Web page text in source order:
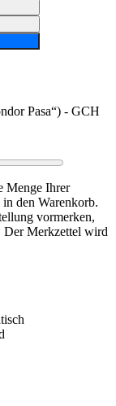
Pasa“) - GCH
Menge Ihrer
den Warenkorb.
vormerken,
Der Merkzettel wird